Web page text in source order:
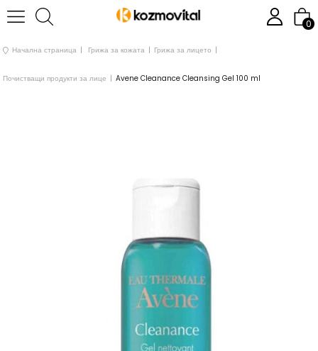
0
Начална страница Грижа за кожата Грижа за лицето
Почистващи продукти за лице Avene Cleanance Cleansing Gel 100 ml